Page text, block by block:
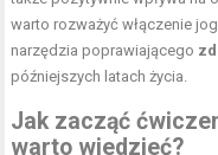
warto rozważyć włączenie
narzędzia poprawiającego
późniejszych latach życia.
Jak zacząć
warto wiedzieć?